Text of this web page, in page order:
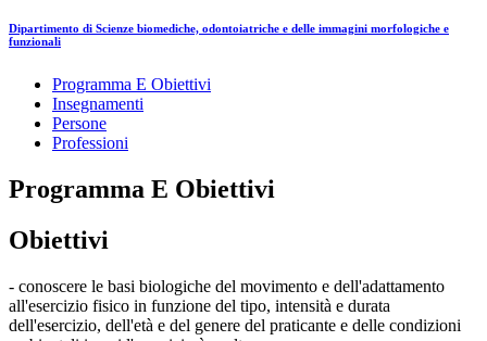
Dipartimento di Scienze biomediche, odontoiatriche e delle immagini morfologiche e
funzionali
Programma E Obiettivi
Insegnamenti
Persone
Professioni
Programma E Obiettivi
Obiettivi
- conoscere le basi biologiche del movimento e dell'adattamento
all'esercizio fisico in funzione del tipo, intensità e durata
dell'esercizio, dell'età e del genere del praticante e delle condizioni